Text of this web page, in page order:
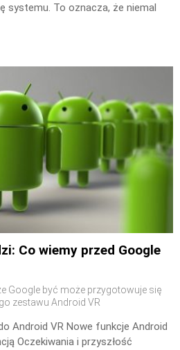
systemu. To oznacza, że niemal
Co wiemy przed Google
Google być może przygotowuje się
zestawu Android VR
Android VR Nowe funkcje Android
Oczekiwania i przyszłość